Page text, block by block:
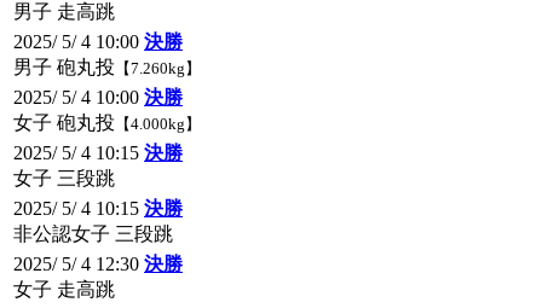
男子 走高跳
2025/ 5/ 4 10:00 決勝
男子 砲丸投 【7.260kg】
2025/ 5/ 4 10:00 決勝
女子 砲丸投 【4.000kg】
2025/ 5/ 4 10:15 決勝
女子 三段跳
2025/ 5/ 4 10:15 決勝
非公認女子 三段跳
2025/ 5/ 4 12:30 決勝
女子 走高跳